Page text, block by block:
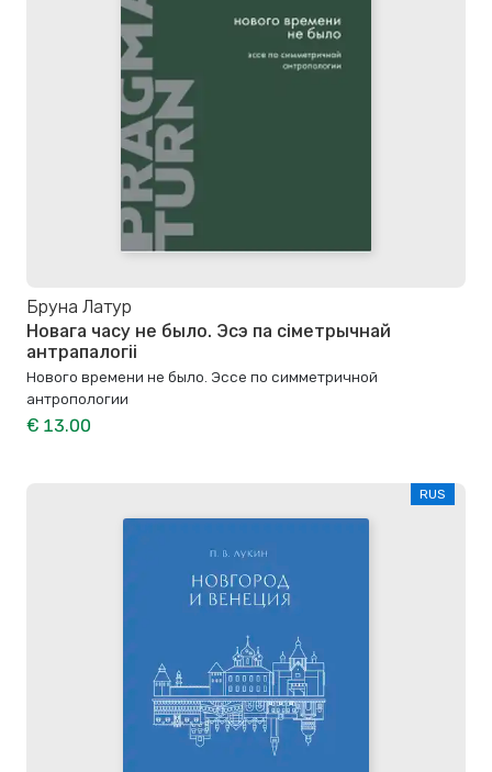
Бруна Латур
Новага часу не было. Эсэ па сіметрычнай
антрапалогіі
Нового времени не было. Эссе по симметричной
антропологии
€ 13.00
RUS